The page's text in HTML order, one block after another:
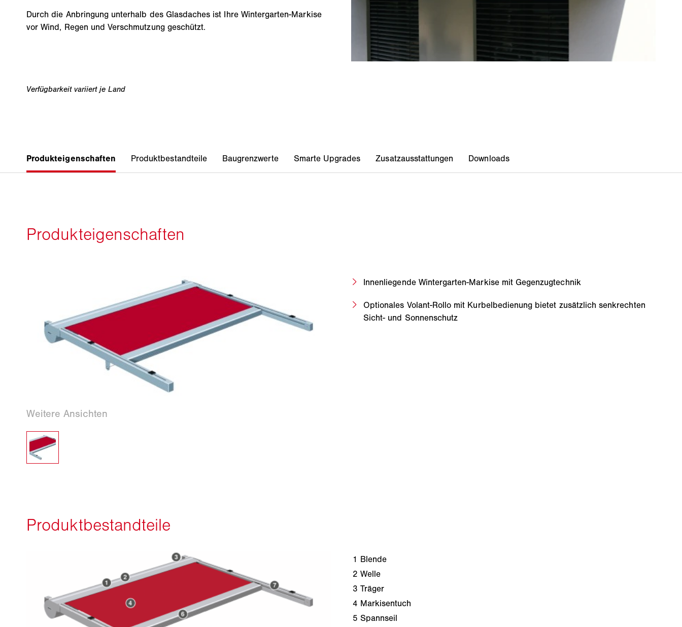
Durch die Anbringung unterhalb des Glasdaches ist Ihre Wintergarten-Markise
vor Wind, Regen und Verschmutzung geschützt.
Innenliegende Wintergarten-Markise mit Gegenzugtechnik
Optionales Volant-Rollo mit Kurbelbedienung bietet zusätzlich senkrechten
Sicht- und Sonnenschutz
1 Blende
2 Welle
3 Träger
4 Markisentuch
5 Spannseil